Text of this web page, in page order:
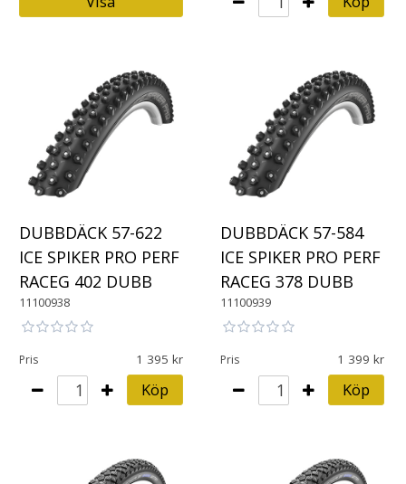
DUBBDÄCK 57-622
ICE SPIKER PRO PERF
RACEG 402 DUBB
11100938
Pris 1 395
Köp
DUBBDÄCK 57-584
ICE SPIKER PRO PERF
RACEG 378 DUBB
11100939
Pris 1 399
Köp